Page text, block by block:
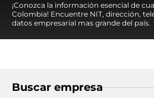
¡Conozca la información esencial de
Colombia! Encuentre NIT, dirección,
datos empresarial mas grande del país.
Buscar empresa